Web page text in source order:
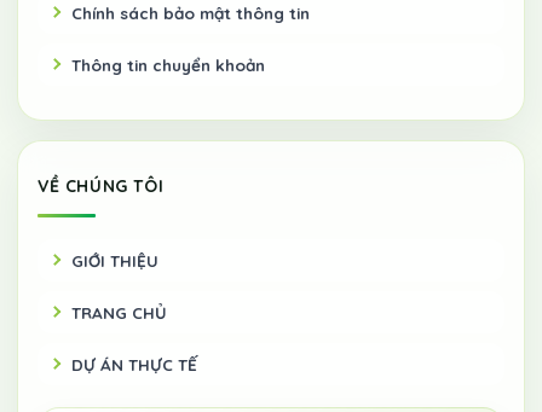
Chính sách bảo mật thông tin
Thông tin chuyển khoản
VỀ CHÚNG TÔI
GIỚI THIỆU
TRANG CHỦ
DỰ ÁN THỰC TẾ